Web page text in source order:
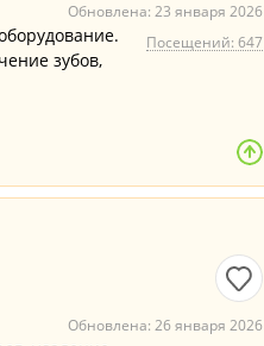
Обновлена: 23 января 2026
Посещений: 647
зубов,
Обновлена: 26 января 2026